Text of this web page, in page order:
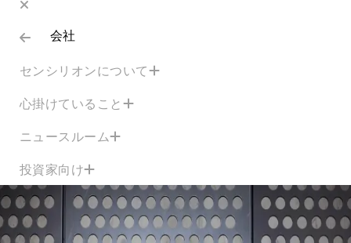
会社
センシリオンについて
心掛けていること
ニュースルーム
投資家向け